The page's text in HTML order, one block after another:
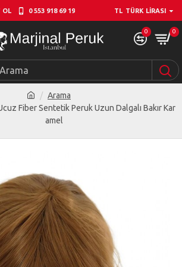
OL 0 553 918 69 19 TL TÜRK LIRASI
0 0
Arama
Fiber Sentetik Peruk Uzun Dalgalı Bakır Kar
amel